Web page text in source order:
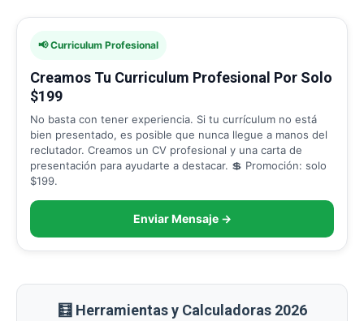
📢 Curriculum Profesional
Creamos Tu Curriculum Profesional Por Solo
$199
No basta con tener experiencia. Si tu currículum no está
bien presentado, es posible que nunca llegue a manos del
reclutador. Creamos un CV profesional y una carta de
presentación para ayudarte a destacar. 💲 Promoción: solo
$199.
Enviar Mensaje →
🧮 Herramientas y Calculadoras 2026